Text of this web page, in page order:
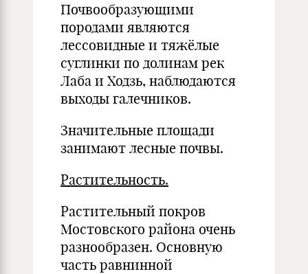
Почвообразующими
породами являются
лессовидные и тяжёлые
суглинки по долинам рек
Лаба и Ходзь, наблюдаются
выходы галечников.
Значительные площади
занимают лесные почвы.
Растительность.
Растительный покров
Мостовского района очень
разнообразен. Основную
часть равнинной